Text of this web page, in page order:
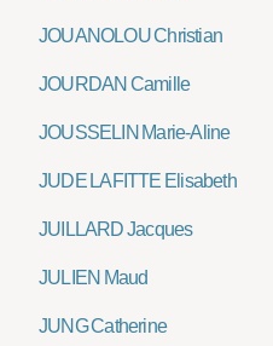
JOUANOLOU Christian
JOURDAN Camille
JOUSSELIN Marie-Aline
JUDE LAFITTE Elisabeth
JUILLARD Jacques
JULIEN Maud
JUNG Catherine